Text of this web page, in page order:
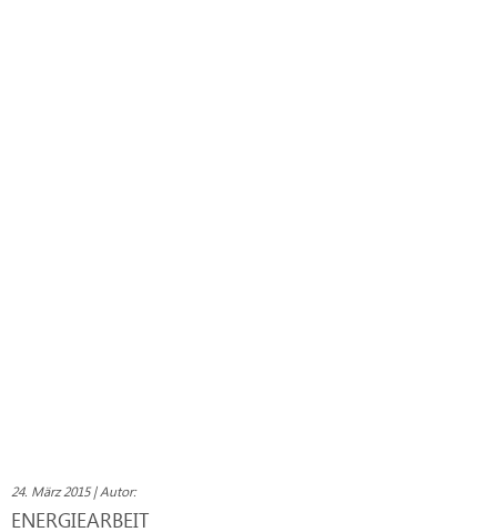
24. März 2015 | Autor:
ENERGIEARBEIT